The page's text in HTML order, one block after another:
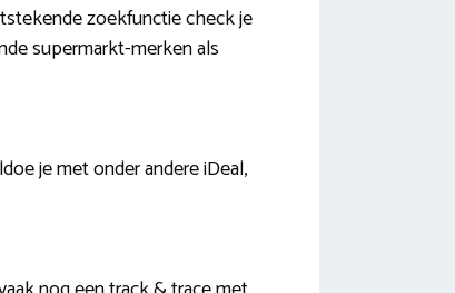
zoekfunctie check je
supermarkt-merken als
je met onder andere iDeal,